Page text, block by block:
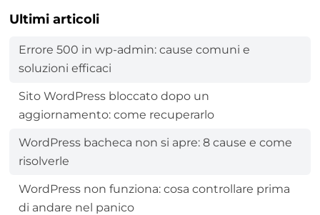
Ultimi articoli
Errore 500 in wp-admin: cause comuni e
soluzioni efficaci
Sito WordPress bloccato dopo un
aggiornamento: come recuperarlo
WordPress bacheca non si apre: 8 cause e come
risolverle
WordPress non funziona: cosa controllare prima
di andare nel panico